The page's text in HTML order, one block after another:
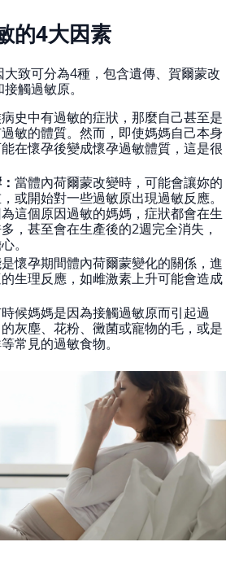
的4大因素
致可分為4種，包含遺傳、賀爾蒙改
觸過敏原。
史中有過敏的症狀，那麼自己甚至是
敏的體質。然而，即使媽媽自己本身
在懷孕後變成懷孕過敏體質，這是很
當體內荷爾蒙改變時，可能會讓妳的
或開始對一些過敏原出現過敏反應。
這個原因過敏的媽媽，症狀都會在生
，甚至會在生產後的2週完全消失，
。
懷孕期間體內荷爾蒙變化的關係，進
生理反應，如雌激素上升可能會造成
候媽媽是因為接觸過敏原而引起過
灰塵、花粉、黴菌或寵物的毛，或是
常見的過敏食物。